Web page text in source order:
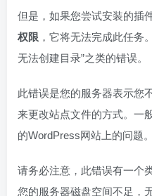
但是，如果您尝试安装的插
权限 ，它将无法完成此任务
无法创建目录”之类的错误。
此错误是您的服务器表示您
来更改站点文件的方式。一
的WordPress网站上的问题。
请务必注意，此错误有一个
您的服务器磁盘空间不足，